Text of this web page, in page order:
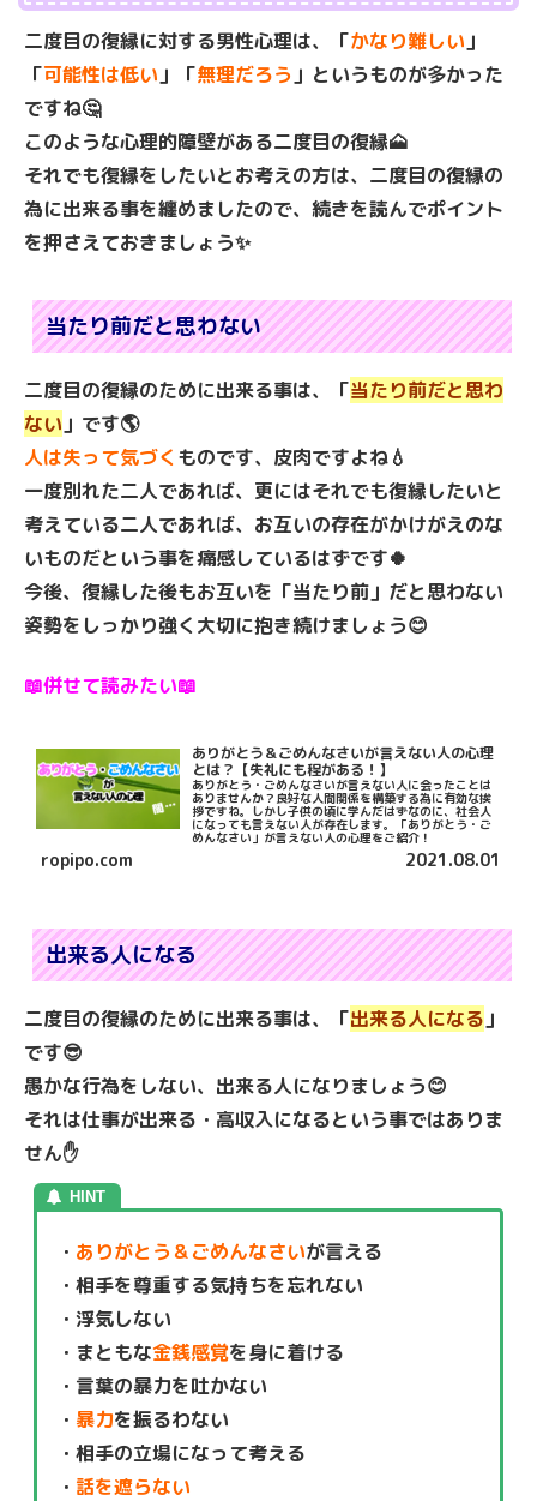
二度目の復縁に対する男性心理は、「かなり難しい 」
「可能性は低い 」「無理だろう 」というものが多かった
ですね🤔
このような心理的障壁がある二度目の復縁🗻
それでも復縁をしたいとお考えの方は、二度目の復縁の
為に出来る事を纏めましたので、続きを読んでポイント
を押さえておきましょう✨
当たり前だと思わない
二度目の復縁のために出来る事は、「当たり前だと思わ
ない 」です🌎
人は失って気づくものです、皮肉ですよね💧
一度別れた二人であれば、更にはそれでも復縁したいと
考えている二人であれば、お互いの存在がかけがえのな
いものだという事を痛感しているはずです🍀
今後、復縁した後もお互いを「当たり前」だと思わない
姿勢をしっかり強く大切に抱き続けましょう😊
📖併せて読みたい📖
ありがとう＆ごめんなさいが言えない人の心理
とは？【失礼にも程がある！】
ありがとう・ごめんなさいが言えない人に会ったことは
ありませんか？良好な人間関係を構築する為に有効な挨
拶ですね。しかし子供の頃に学んだはずなのに、社会人
になっても言えない人が存在します。「ありがとう・ご
めんなさい」が言えない人の心理をご紹介！
ropipo.com 2021.08.01
出来る人になる
二度目の復縁のために出来る事は、「出来る人になる 」
です😎
愚かな行為をしない、出来る人になりましょう😊
それは仕事が出来る・高収入になるという事ではありま
せん✋
・ ありがとう＆ごめんなさいが言える
・相手を尊重する気持ちを忘れない
・浮気しない
・まともな金銭感覚を身に着ける
・言葉の暴力を吐かない
・ 暴力を振るわない
・相手の立場になって考える
・ 話を遮らない